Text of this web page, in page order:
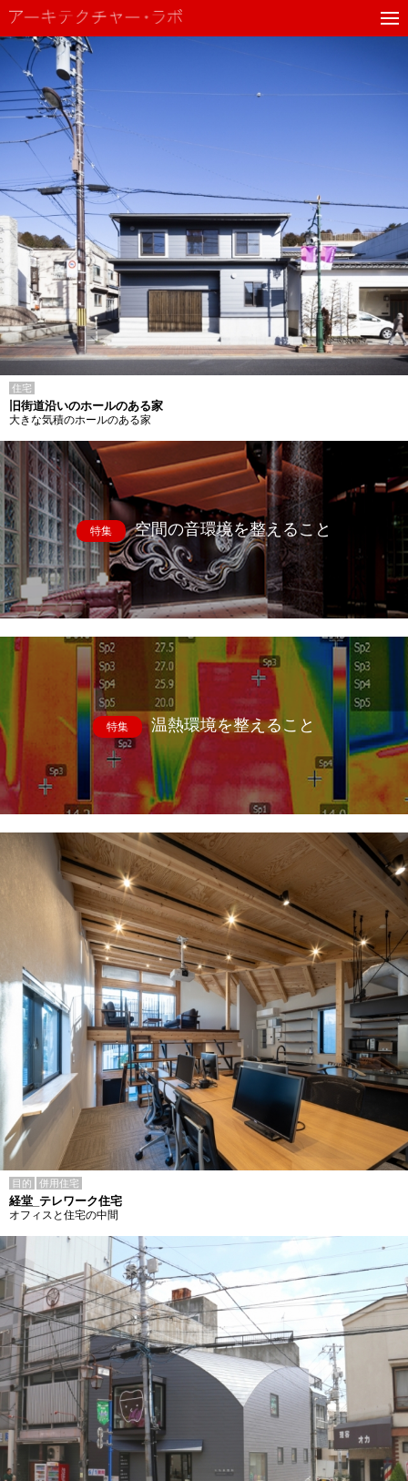
住宅
旧街道沿いのホールのある家
大きな気積のホールのある家
特集 空間の音環境を整えること
特集 温熱環境を整えること
目的 併用住宅
経堂_テレワーク住宅
オフィスと住宅の中間